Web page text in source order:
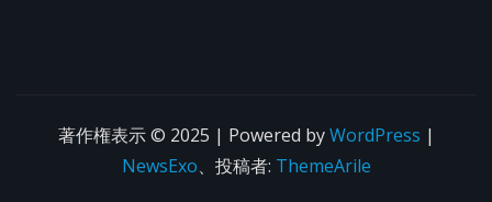
著作権表示 © 2025 | Powered byWordPress |
NewsExo、投稿者: ThemeArile